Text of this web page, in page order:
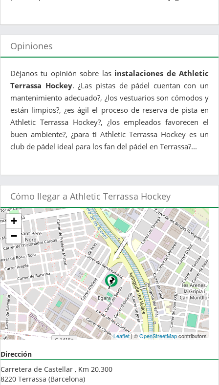
Opiniones
Déjanos tu opinión sobre las instalaciones de Athletic
Terrassa Hockey. ¿Las pistas de pádel cuentan con un
mantenimiento adecuado?, ¿los vestuarios son cómodos y
están limpios?, ¿es ágil el proceso de reserva de pista en
Athletic Terrassa Hockey?, ¿los empleados favorecen el
buen ambiente?, ¿para ti Athletic Terrassa Hockey es un
club de pádel ideal para los fan del pádel en Terrassa?...
Cómo llegar a Athletic Terrassa Hockey
+
−
Leaflet| ©OpenStreetMapcontributors
Dirección
Carretera de Castellar , Km 20.300
8220 Terrassa (Barcelona)